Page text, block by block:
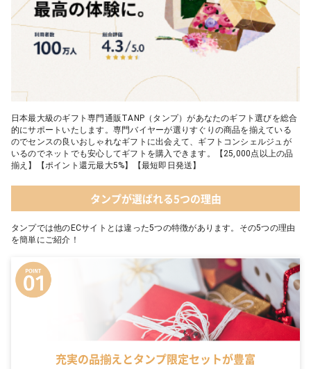
日本最大級のギフト専門通販TANP（タンプ）があなたのギフト選びを総合
的にサポートいたします。専門バイヤーが選りすぐりの商品を揃えている
のでセンスの良いおしゃれなギフトに出会えて、ギフトコンシェルジュが
いるのでネットでも安心してギフトを購入できます。【25,000点以上の品
揃え】【ポイント還元最大5%】【最短即日発送】
タンプが選ばれる5つの理由
タンプでは他のECサイトとは違った5つの特徴があります。その5つの理由
を簡単にご紹介！
充実の品揃えとタンプ限定セットが豊富